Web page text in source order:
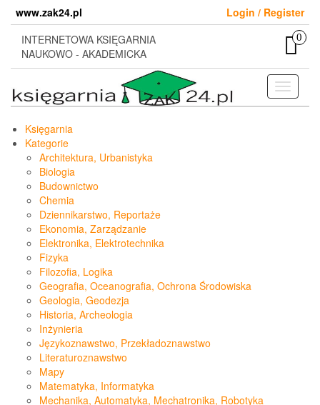
content
www.zak24.pl
Login / Register
INTERNETOWA KSIĘGARNIA
NAUKOWO - AKADEMICKA
0
Toggle
Księgarnia
Kategorie
Architektura, Urbanistyka
Biologia
Budownictwo
Chemia
Dziennikarstwo, Reportaże
Ekonomia, Zarządzanie
Elektronika, Elektrotechnika
Fizyka
Filozofia, Logika
Geografia, Oceanografia, Ochrona Środowiska
Geologia, Geodezja
Historia, Archeologia
Inżynieria
Językoznawstwo, Przekładoznawstwo
Literaturoznawstwo
Mapy
Matematyka, Informatyka
Mechanika, Automatyka, Mechatronika, Robotyka